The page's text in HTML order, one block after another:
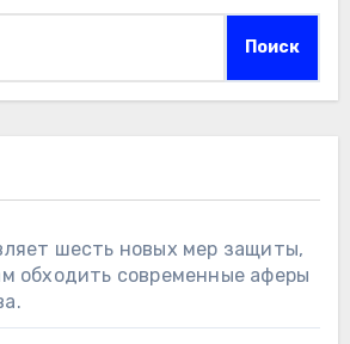
шесть новых мер защиты,
обходить современные аферы